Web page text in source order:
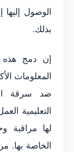
الوصول
بذلك.
إن دمج هذه
المعلومات
ضد سرقة
التعليمية
لها مراقبة
الخاصة بها.